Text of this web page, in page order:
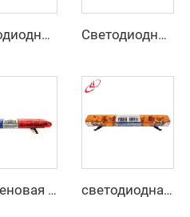
Светодиодная прямоугольная световая панель Светодиодная полоса из поликарбоната с решеткой и сиреной мощностью 100 Вт
Галогеновая вращающаяся сигнальная мигалка для полиции светодиодная галогеновая мигалка с вращающимся маячком